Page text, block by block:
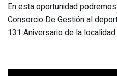
En esta oportunidad
Consorcio De Gestión al
131 Aniversario de la